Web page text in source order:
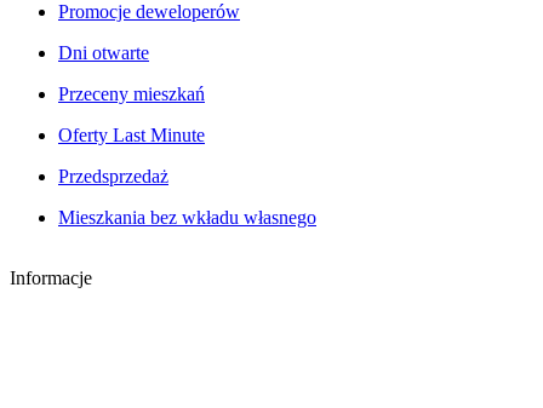
Promocje deweloperów
Dni otwarte
Przeceny mieszkań
Oferty Last Minute
Przedsprzedaż
Mieszkania bez wkładu własnego
Informacje